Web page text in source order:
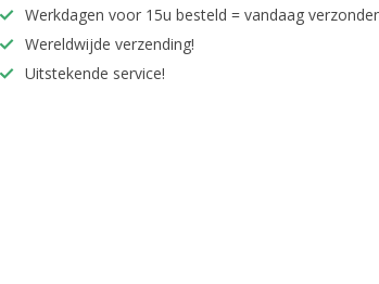
Werkdagen voor 15u besteld = vandaag
Wereldwijde verzending!
Uitstekende service!